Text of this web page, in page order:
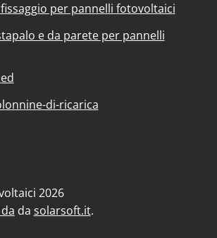
per pannelli fotovoltaici
e da parete per pannelli
di-ricarica
2026
da solarsoft.it.